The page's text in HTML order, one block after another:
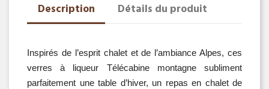
Description Détails du produit
Inspirés de l’esprit chalet et de l’ambiance Alpes, ces
verres à liqueur Télécabine montagne subliment
parfaitement une table d’hiver, un repas en chalet de